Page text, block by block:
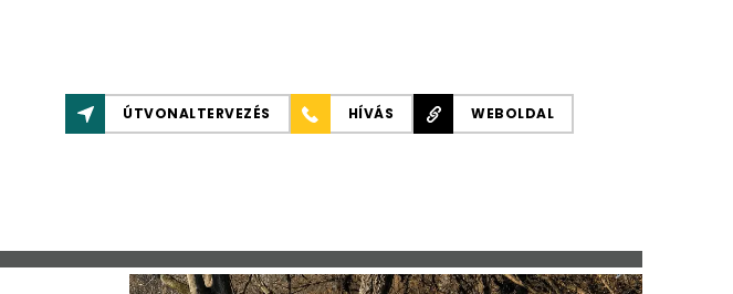
ÚTVONALTERVEZÉS HÍVÁS WEBOLDAL